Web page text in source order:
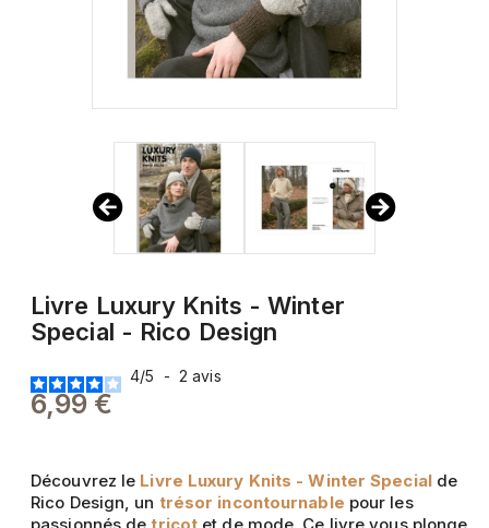
Livre Luxury Knits - Winter
Special - Rico Design
4/5 - 2avis
6,99 €
Découvrez le Livre Luxury Knits - Winter Specialde
Rico Design, un trésor incontournable pour les
passionnés detricot et de mode. Ce livre vous plonge